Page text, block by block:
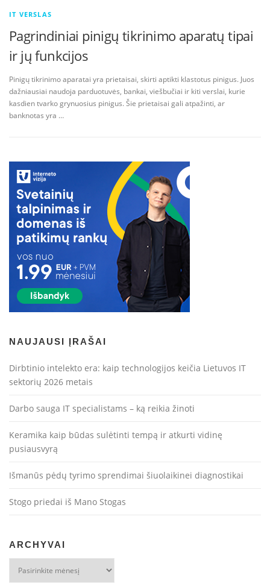
IT VERSLAS
Pagrindiniai pinigų tikrinimo aparatų tipai
ir jų funkcijos
Pinigų tikrinimo aparatai yra prietaisai, skirti aptikti klastotus pinigus. Juos
dažniausiai naudoja parduotuvės, bankai, viešbučiai ir kiti verslai, kurie
kasdien tvarko grynuosius pinigus. Šie prietaisai gali atpažinti, ar
banknotas yra …
NAUJAUSI ĮRAŠAI
Dirbtinio intelekto era: kaip technologijos keičia Lietuvos IT
sektorių 2026 metais
Darbo sauga IT specialistams – ką reikia žinoti
Keramika kaip būdas sulėtinti tempą ir atkurti vidinę
pusiausvyrą
Išmanūs pėdų tyrimo sprendimai šiuolaikinei diagnostikai
Stogo priedai iš Mano Stogas
ARCHYVAI